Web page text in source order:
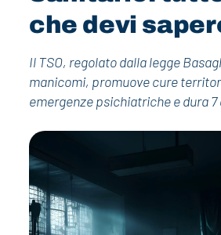
che devi
Il TSO, regolato dalla legge
manicomi, promuove cure
emergenze psichiatriche e dura 7